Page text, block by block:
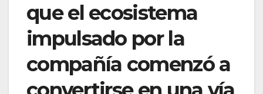
que el ecosistema
impulsado por la
compañía comenzó a